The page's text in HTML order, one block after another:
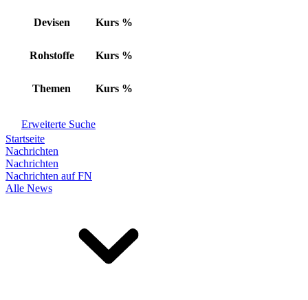
Devisen Kurs %
Rohstoffe Kurs %
Themen Kurs %
Erweiterte Suche
Startseite
Nachrichten
Nachrichten
Nachrichten auf FN
Alle News